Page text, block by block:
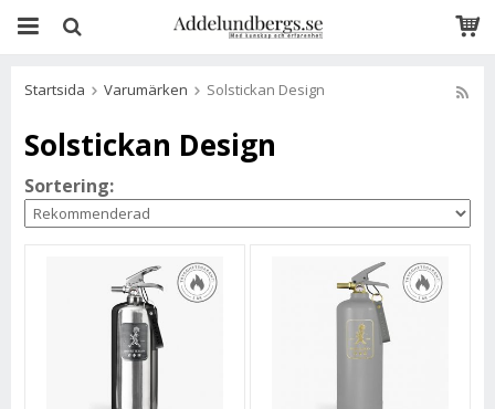
Startsida Varumärken Solstickan Design
Solstickan Design
Sortering: